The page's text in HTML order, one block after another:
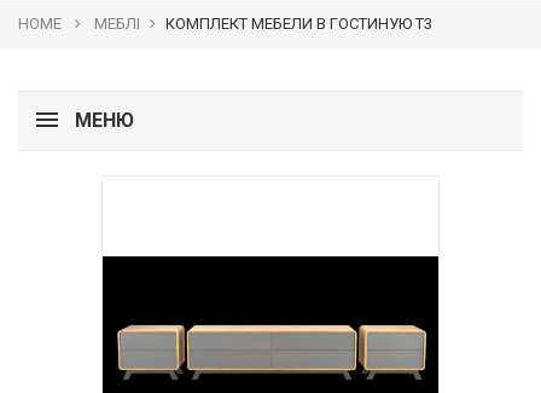
HOME МЕБЛІ КОМПЛЕКТ МЕБЕЛИ В ГОСТИНУЮ Т3
МЕНЮ